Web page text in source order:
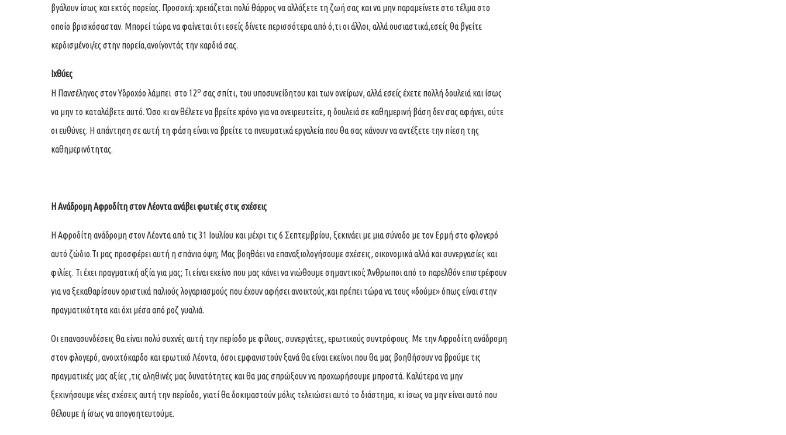
βγάλουν ίσως και εκτός πορείας. Προσοχή: χρειάζεται πολύ θάρρος να αλλάξετε τη ζωή σας και να μην παραμείνετε στο τέλμα στο
οποίο βρισκόσασταν. Μπορεί τώρα να φαίνεται ότι εσείς δίνετε περισσότερα από ό,τι οι άλλοι, αλλά ουσιαστικά,εσείς θα βγείτε
κερδισμένοι/ες στην πορεία,ανοίγοντάς την καρδιά σας.
Ιχθύες
Η Πανσέληνος στον Υδροχόο λάμπει στο 12ο σας σπίτι, του υποσυνείδητου και των ονείρων, αλλά εσείς έχετε πολλή δουλειά και ίσως
να μην το καταλάβετε αυτό. Όσο κι αν θέλετε να βρείτε χρόνο για να ονειρευτείτε, η δουλειά σε καθημερινή βάση δεν σας αφήνει, ούτε
οι ευθύνες. Η απάντηση σε αυτή τη φάση είναι να βρείτε τα πνευματικά εργαλεία που θα σας κάνουν να αντέξετε την πίεση της
καθημερινότητας.
Η Ανάδρομη Αφροδίτη στον Λέοντα ανάβει φωτιές στις σχέσεις
Η Αφροδίτη ανάδρομη στον Λέοντα από τις 31 Ιουλίου και μέχρι τις 6 Σεπτεμβρίου, ξεκινάει με μια σύνοδο με τον Ερμή στο φλογερό
αυτό ζώδιο.Τι μας προσφέρει αυτή η σπάνια όψη; Μας βοηθάει να επαναξιολογήσουμε σχέσεις, οικονομικά αλλά και συνεργασίες και
φιλίες. Τι έχει πραγματική αξία για μας; Τι είναι εκείνο που μας κάνει να νιώθουμε σημαντικοί; Άνθρωποι από το παρελθόν επιστρέφουν
για να ξεκαθαρίσουν οριστικά παλιούς λογαριασμούς που έχουν αφήσει ανοιχτούς,και πρέπει τώρα να τους «δούμε» όπως είναι στην
πραγματικότητα και όχι μέσα από ροζ γυαλιά.
Οι επανασυνδέσεις θα είναι πολύ συχνές αυτή την περίοδο με φίλους, συνεργάτες, ερωτικούς συντρόφους. Με την Αφροδίτη ανάδρομη
στον φλογερό, ανοιχτόκαρδο και ερωτικό Λέοντα, όσοι εμφανιστούν ξανά θα είναι εκείνοι που θα μας βοηθήσουν να βρούμε τις
πραγματικές μας αξίες ,τις αληθινές μας δυνατότητες και θα μας σπρώξουν να προχωρήσουμε μπροστά. Καλύτερα να μην
ξεκινήσουμε νέες σχέσεις αυτή την περίοδο, γιατί θα δοκιμαστούν μόλις τελειώσει αυτό το διάστημα, κι ίσως να μην είναι αυτό που
θέλουμε ή ίσως να απογοητευτούμε.